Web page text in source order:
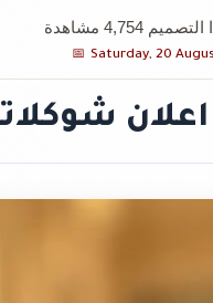
مشاهدة
Saturday, 20